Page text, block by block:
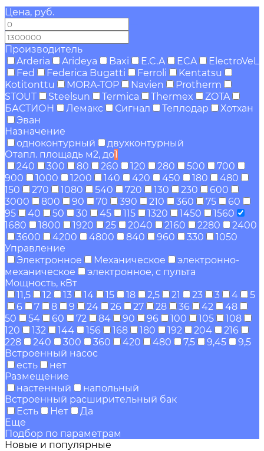
Цена, руб.
Производитель
Arderia
Arideya Baxi E.C.A ECA
ElectroVeL
Fed
Federica Bugatti Ferroli
Kentatsu
Kotitonttu
MORA-TOP Navien
Protherm
STOUT
Steelsun Termica Thermex
ZOTA
БАСТИОН
Лемакс Сигнал Теплодар
Хотхан
Эван
Назначение
одноконтурный
двухконтурный
Отапл. площадь м2, до1
240
300 80 260 120 280 500
700
900
1000 1200 140 420 450 180
480
150
270 1080 540 720 130 230
600
3000
800 90 70 390 210 360 75
60
95
40 50 30 45 115 1320 1450
1560
1680
1800 1920 25 2040 2160 2280
2400
3600
4200 4800 840 960 330
1050
Управление
Электронное
Механическое
электронно-
механическое
электронное, с пульта
Мощность, кВт
11,5
12 13 14 15 18 2,5 21 23 3 4
5
6
7 8 9 24 26 27 28 36 42
48
50
54 60 72 84 90 96 100 105
108
120
132 144 156 168 180 192 204
216
228
240 300 360 420 480 7,5 9,45
9,5
Встроенный насос
есть
нет
Размещение
настенный
напольный
Встроенный расширительный бак
Есть
Нет
Да
Еще
Подбор по параметрам
Новые и популярные